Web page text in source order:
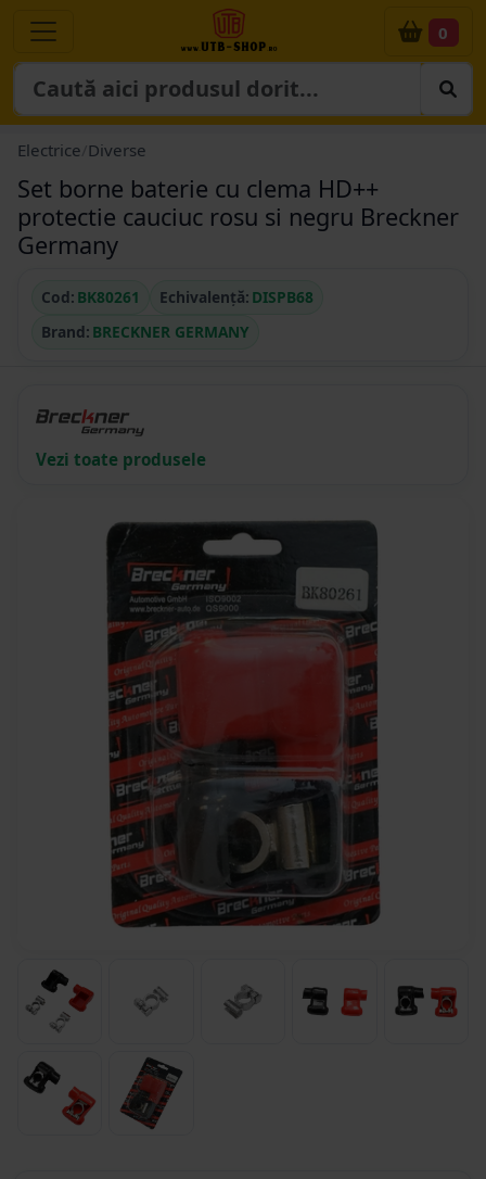
0
Electrice Diverse
Set borne baterie cu clema HD++
protectie cauciuc rosu si negru Breckner
Germany
Cod: BK80261 Echivalență: DISPB68
Brand: BRECKNER GERMANY
Vezi toate produsele